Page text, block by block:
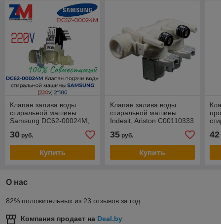
Клапан залива воды
стиральной машины
Samsung DC62-00024M,
(Совместимый)
30 руб.
Купить
Клапан залива воды
стиральной машины
Indesit, Ariston C00110333
35руб.
Купить
42
О нас
82% положительных из 23 отзывов за год
Компания продает на Deal.by